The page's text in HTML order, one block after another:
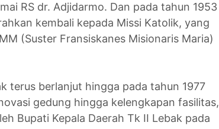
RS dr. Adjidarmo. Dan pada tahun 1953
kembali kepada Missi Katolik, yang
(Suster Fransiskanes Misionaris Maria)
terus berlanjut hingga pada tahun 1977
gedung hingga kelengkapan fasilitas,
Bupati Kepala Daerah Tk II Lebak pada